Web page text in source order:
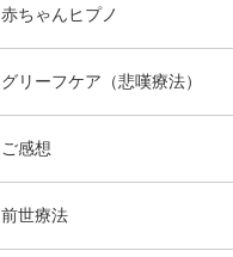
赤ちゃんヒプノ
グリーフケア（悲嘆療法）
ご感想
前世療法